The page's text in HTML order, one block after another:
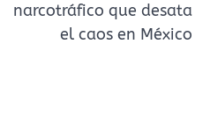
narcotráfico que desata
el caos en México